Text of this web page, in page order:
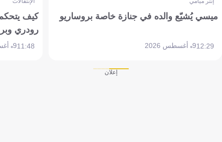
ميسي يُشيّع والده في جنازة خاصة بروساريو
12:299 أغسطس 2026
كيف
رودري
11:489 أغسطس 2026
إعلان